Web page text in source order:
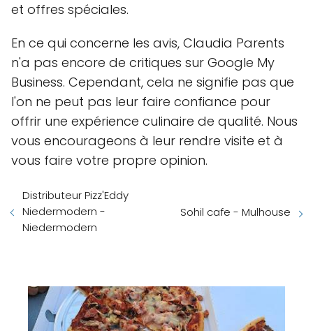
et offres spéciales.
En ce qui concerne les avis, Claudia Parents
n'a pas encore de critiques sur Google My
Business. Cependant, cela ne signifie pas que
l'on ne peut pas leur faire confiance pour
offrir une expérience culinaire de qualité. Nous
vous encourageons à leur rendre visite et à
vous faire votre propre opinion.
Distributeur Pizz'Eddy
Niedermodern -
Niedermodern
Sohil cafe - Mulhouse